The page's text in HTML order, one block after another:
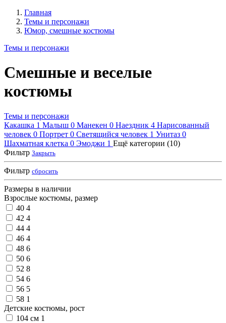
Главная
Темы и персонажи
Юмор, смешные костюмы
Темы и персонажи
Смешные и веселые
костюмы
Темы и персонажи
Какашка 1 Малыш 0 Манекен 0 Наездник 4 Нарисованный
человек 0 Портрет 0 Светящийся человек 1 Унитаз 0
Шахматная клетка 0 Эмоджи 1 Ещё категории (10)
Фильтр Закрыть
Фильтр сбросить
Размеры в наличии
Взрослые костюмы, размер
40 4
42 4
44 4
46 4
48 6
50 6
52 8
54 6
56 5
58 1
Детские костюмы, рост
104 см 1